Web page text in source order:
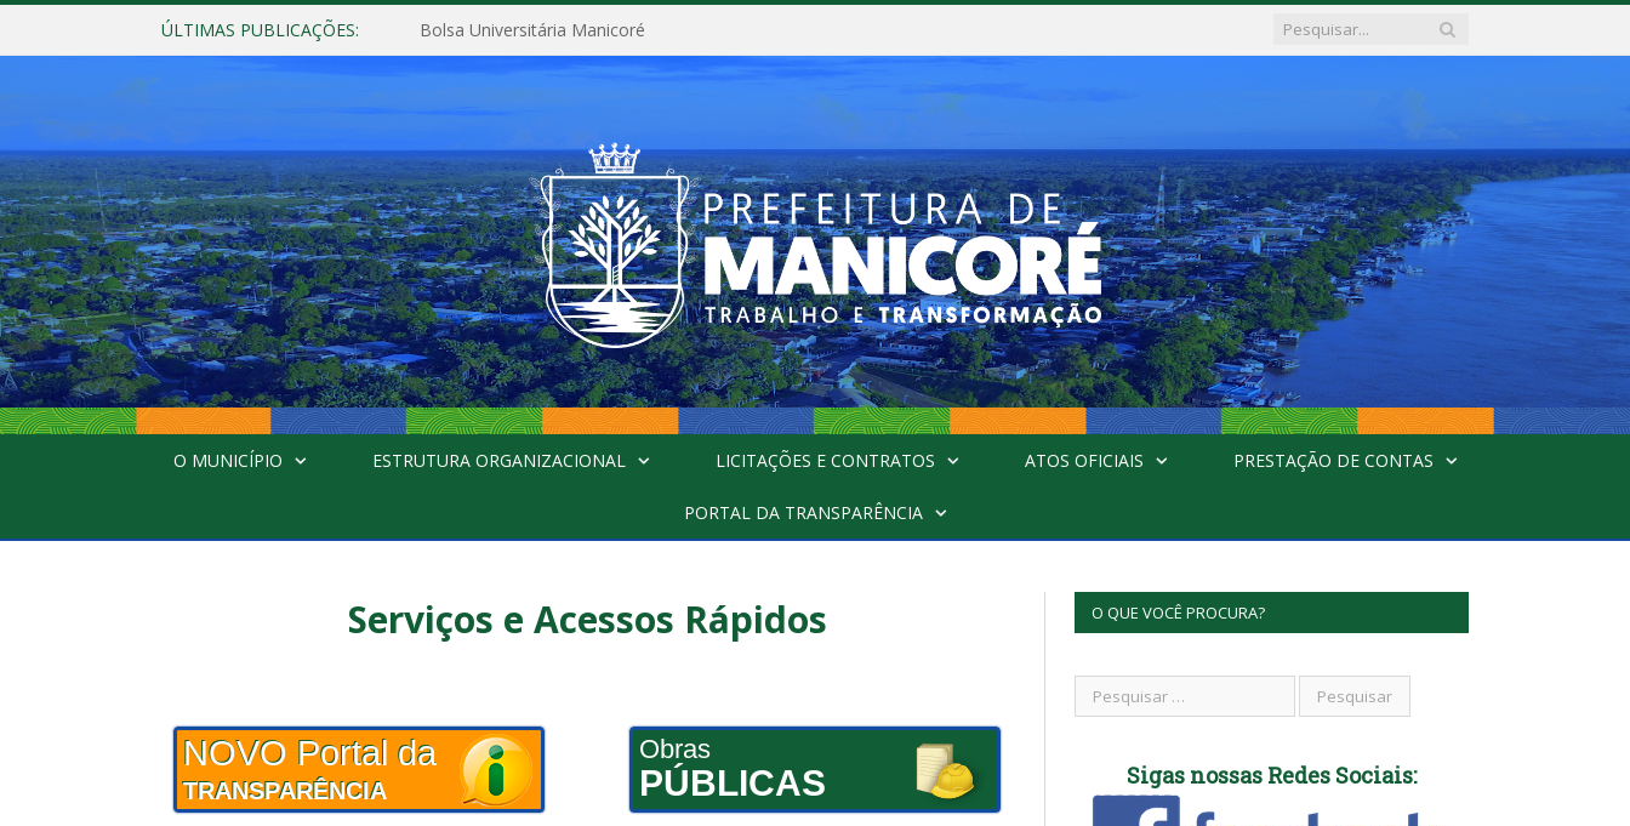
ÚLTIMAS PUBLICAÇÕES: Bolsa Universitária Manicoré
O MUNICÍPIO ESTRUTURA ORGANIZACIONAL LICITAÇÕES E CONTRATOS ATOS OFICIAIS PRESTAÇÃO DE CONTAS
PORTAL DA TRANSPARÊNCIA
Serviços e Acessos Rápidos
NOVO Portal da
TRANSPARÊNCIA
Obras
PÚBLICAS
O QUE VOCÊ PROCURA?
Sigas nossas Redes Sociais: